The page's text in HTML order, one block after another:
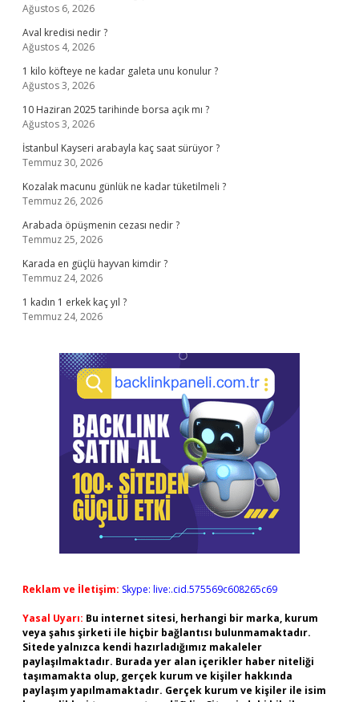
Ağustos 6, 2026
Aval kredisi nedir ?
Ağustos 4, 2026
1 kilo köfteye ne kadar galeta unu konulur ?
Ağustos 3, 2026
10 Haziran 2025 tarihinde borsa açık mı ?
Ağustos 3, 2026
İstanbul Kayseri arabayla kaç saat sürüyor ?
Temmuz 30, 2026
Kozalak macunu günlük ne kadar tüketilmeli ?
Temmuz 26, 2026
Arabada öpüşmenin cezası nedir ?
Temmuz 25, 2026
Karada en güçlü hayvan kimdir ?
Temmuz 24, 2026
1 kadın 1 erkek kaç yıl ?
Temmuz 24, 2026
Reklam ve İletişim: Skype: live:.cid.575569c608265c69
Yasal Uyarı: Bu internet sitesi, herhangi bir marka, kurum
veya şahıs şirketi ile hiçbir bağlantısı bulunmamaktadır.
Sitede yalnızca kendi hazırladığımız makaleler
paylaşılmaktadır. Burada yer alan içerikler haber niteliği
taşımamakta olup, gerçek kurum ve kişiler hakkında
paylaşım yapılmamaktadır. Gerçek kurum ve kişiler ile isim